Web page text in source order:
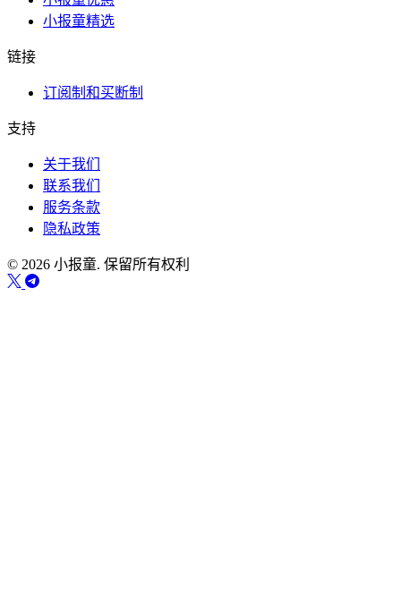
小报童精选
链接
订阅制和买断制
支持
关于我们
联系我们
服务条款
隐私政策
© 2026 小报童. 保留所有权利